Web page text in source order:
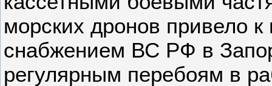
морских дронов привело
снабжением ВС РФ в
регулярным перебоям в